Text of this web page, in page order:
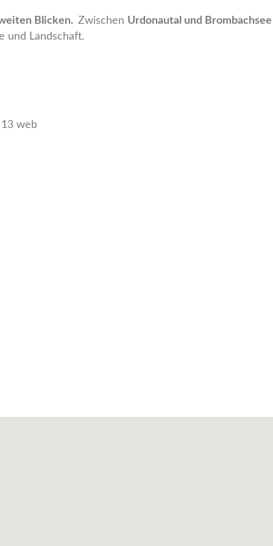
Blicken. Zwischen Urdonautal und Brombachsee
und Landschaft.